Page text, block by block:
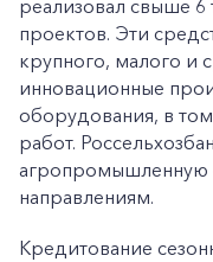
реализовал свыше 6
проектов. Эти
крупного, малого и
инновационные
оборудования, в
работ.
агропромышленную
направлениям.
Кредитование